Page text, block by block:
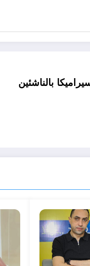
بالناشئين